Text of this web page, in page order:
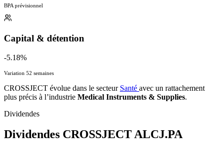
BPA prévisionnel
Capital & détention
-5.18%
Variation 52 semaines
CROSSJECT évolue dans le secteur Santé avec un rattachement
plus précis à l’industrie Medical Instruments & Supplies.
Dividendes
Dividendes CROSSJECTALCJ.PA